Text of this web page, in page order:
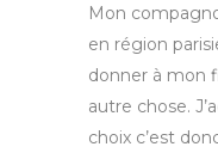
Mon
en région
donner à mon
autre chose.
choix c’est